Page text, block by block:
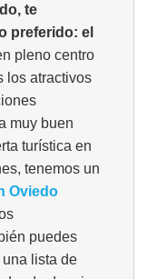
te
preferido: el
pleno centro
los atractivos
muy buen
turística en
tenemos un
Oviedo
puedes
lista de